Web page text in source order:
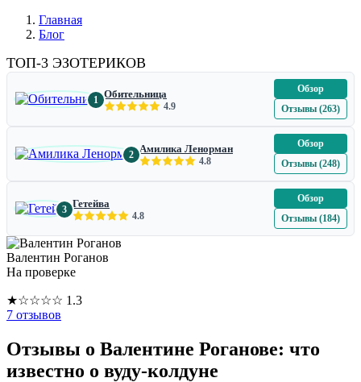
Главная
Блог
ТОП-3 ЭЗОТЕРИКОВ
1 Обительница
4.9
Обзор
Отзывы (263)
2 Амилика Ленорман
4.8
Обзор
Отзывы (248)
3 Гетейва
4.8
Обзор
Отзывы (184)
Валентин Роганов
На проверке
★☆☆☆☆ 1.3
7 отзывов
Отзывы о Валентине Роганове: что
известно о вуду-колдуне